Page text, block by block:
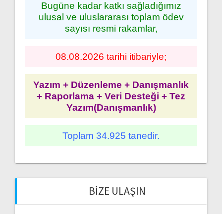
Bugüne kadar katkı sağladığımız
ulusal ve uluslararası toplam ödev
sayısı resmi rakamlar,
08.08.2026 tarihi itibariyle;
Yazım + Düzenleme + Danışmanlık
+ Raporlama + Veri Desteği + Tez
Yazım(Danışmanlık)
Toplam 34.925 tanedir.
BIZE ULAŞIN